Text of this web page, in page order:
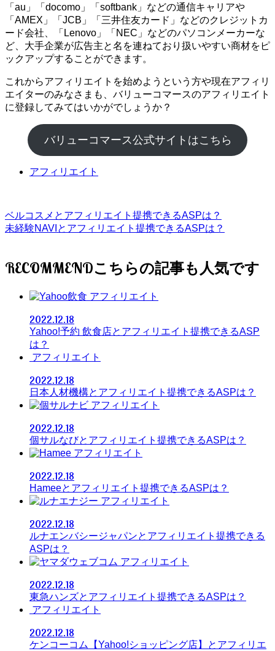
「au」「docomo」「softbank」などの通信キャリアや
「AMEX」「JCB」「三井住友カード」などのクレジットカ
ード会社、「Lenovo」「NEC」などのパソコンメーカーな
ど、大手企業が広告主と名を連ねており扱いやすい商材をピ
ックアップすることができます。
これからアフィリエイトを始めようという方や現在アフィリ
エイターのみなさまも、バリューコマースのアフィリエイト
に登録してみてはいかがでしょうか？
バリューコマース公式サイトはこちら
アフィリエイト
ベルコスメとアフィリエイト提携できるASPは？
未経験NAVIとアフィリエイト提携できるASPは？
RECOMMEND
アフィリエイト
2022.12.18
Yahoo!予約 飲食店とアフィリエイト提携できるASP
は？
アフィリエイト
2022.12.18
日本人材機構とアフィリエイト提携できるASPは？
アフィリエイト
2022.12.18
個サルなびとアフィリエイト提携できるASPは？
アフィリエイト
2022.12.18
Hameeとアフィリエイト提携できるASPは？
アフィリエイト
2022.12.18
ルナエンバシージャパンとアフィリエイト提携できる
ASPは？
アフィリエイト
2022.12.18
東急ハンズとアフィリエイト提携できるASPは？
アフィリエイト
2022.12.18
ケンコーコム【Yahoo!ショッピング店】とアフィリエ